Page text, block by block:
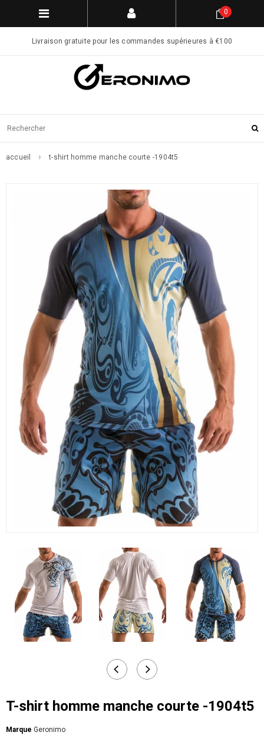
Livraison gratuite pour les commandes supérieures à €100
0
accueil t-shirt homme manche courte -1904t5
T-shirt homme manche courte -1904t5
Мarque Geronimo